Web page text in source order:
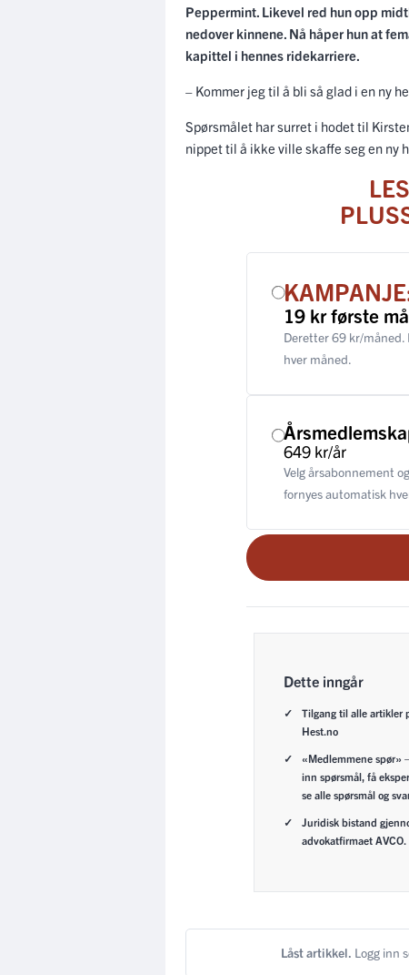
Peppermint. Likevel red hun opp
nedover kinnene. Nå håper hun at
kapittel i hennes ridekarriere.
– Kommer jeg til å bli så glad i en ny
Spørsmålet har surret i hodet til
nippet til å ikke ville skaffe seg en ny
19 kr første
Deretter 69 kr/måned.
hver måned.
649 kr/år
Velg årsabonnement
fornyes automatisk
Dette inngår
Tilgang til alle artikler
Hest.no
«Medlemmene spør»
inn spørsmål, få
se alle spørsmål og
Juridisk bistand
advokatfirmaet AVCO.
Låst artikkel. Logg inn